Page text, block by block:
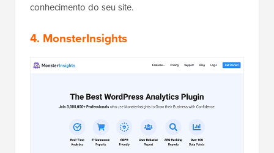
conhecimento do seu site.
4. MonsterInsights